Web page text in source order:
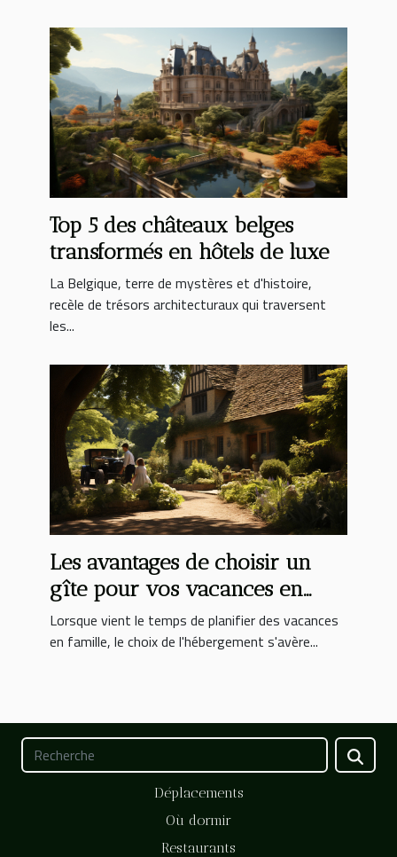
Top 5 des châteaux belges
transformés en hôtels de luxe
La Belgique, terre de mystères et d'histoire,
recèle de trésors architecturaux qui traversent
les...
Les avantages de choisir un
gîte pour vos vacances en
famille
Lorsque vient le temps de planifier des vacances
en famille, le choix de l'hébergement s'avère...
Déplacements
Où dormir
Restaurants